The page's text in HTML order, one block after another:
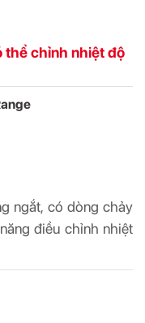
thể chỉnh nhiệt độ
ngắt, có dòng chảy
điều chỉnh nhiệt